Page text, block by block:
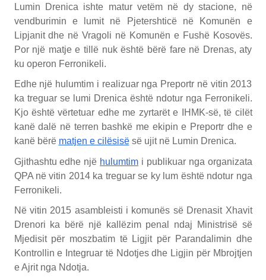
Lumin Drenica ishte matur vetëm në dy stacione, në
vendburimin e lumit në Pjetershticë në Komunën e
Lipjanit dhe në Vragoli në Komunën e Fushë Kosovës.
Por një matje e tillë nuk është bërë fare në Drenas, aty
ku operon Ferronikeli.
Edhe një hulumtim i realizuar nga Preportr në vitin 2013
ka treguar se lumi Drenica është ndotur nga Ferronikeli.
Kjo është vërtetuar edhe me zyrtarët e IHMK-së, të cilët
kanë dalë në terren bashkë me ekipin e Preportr dhe e
kanë bërë matjen e cilësisësë ujit në Lumin Drenica.
Gjithashtu edhe një hulumtim i publikuar nga organizata
QPA në vitin 2014 ka treguar se ky lum është ndotur nga
Ferronikeli.
Në vitin 2015 asambleisti i komunës së Drenasit Xhavit
Drenori ka bërë një kallëzim penal ndaj Ministrisë së
Mjedisit për moszbatim të Ligjit për Parandalimin dhe
Kontrollin e Integruar të Ndotjes dhe Ligjin për Mbrojtjen
e Ajrit nga Ndotja.